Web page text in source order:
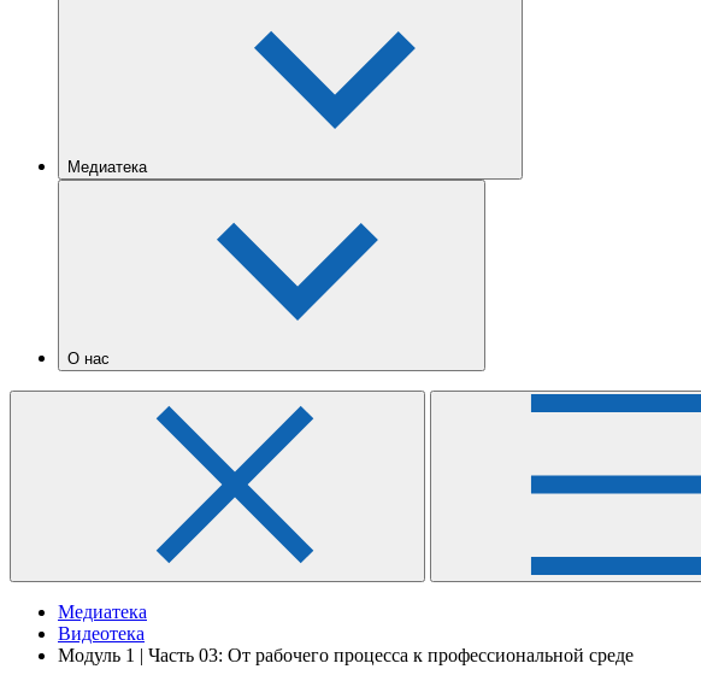
Медиатека
О нас
Медиатека
Видеотека
Модуль 1 | Часть 03: От рабочего процесса к профессиональной среде